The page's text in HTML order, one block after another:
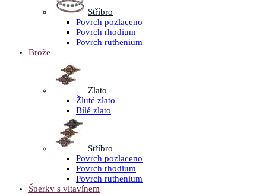
Stříbro
Povrch pozlaceno
Povrch rhodium
Povrch ruthenium
Brože
Zlato
Žluté zlato
Bílé zlato
Stříbro
Povrch pozlaceno
Povrch rhodium
Povrch ruthenium
Šperky s vltavínem